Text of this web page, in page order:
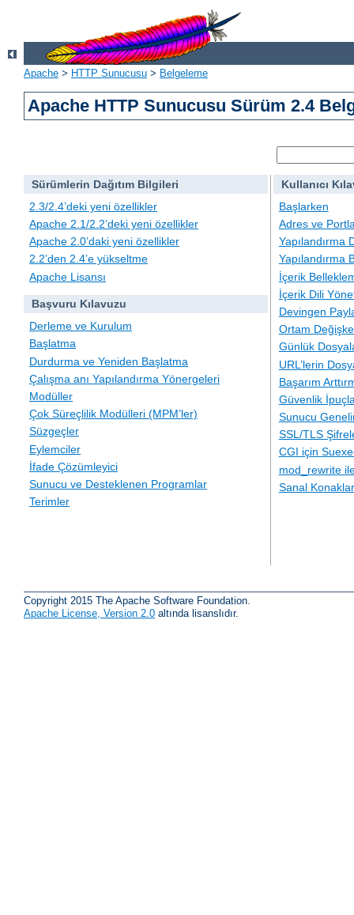
Apache > HTTP Sunucusu > Belgeleme
Apache HTTP Sunucusu Sürüm 2.4
Sürümlerin Dağıtım Bilgileri
2.3/2.4’deki yeni özellikler
Apache 2.1/2.2’deki yeni özellikler
Apache 2.0’daki yeni özellikler
2.2’den 2.4’e yükseltme
Apache Lisansı
Başvuru Kılavuzu
Derleme ve Kurulum
Başlatma
Durdurma ve Yeniden Başlatma
Çalışma anı Yapılandırma Yönergeleri
Modüller
Çok Süreçlilik Modülleri (MPM’ler)
Süzgeçler
Eylemciler
İfade Çözümleyici
Sunucu ve Desteklenen Programlar
Terimler
Kullanıcı
Başlarken
Adres ve
Yapılandırma
Yapılandırma
İçerik
İçerik Dili
Devingen
Ortam
Günlük
URL’lerin
Başarım
Güvenlik
Sunucu
SSL/TLS
CGI için
mod_rewrite
Sanal Konaklar
Copyright 2015 The Apache Software Foundation.
Apache License, Version 2.0 altında lisanslıdır.